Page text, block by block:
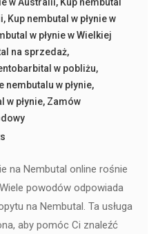
, Kup nembutal w płynie w
w płynie w Wielkiej
na sprzedaż,
w pobliżu,
nembutalu w płynie,
w płynie, Zamów
na Nembutal online rośnie
powodów odpowiada
na Nembutal. Ta usługa
aby pomóc Ci znaleźć